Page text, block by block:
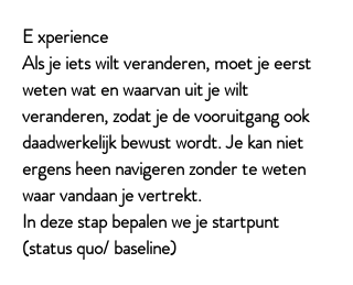
E xperience
Als je iets wilt veranderen, moet je eerst
weten wat en waarvan uit je wilt
veranderen, zodat je de vooruitgang ook
daadwerkelijk bewust wordt. Je kan niet
ergens heen navigeren zonder te weten
waar vandaan je vertrekt.
In deze stap bepalen we je startpunt
(status quo/ baseline)